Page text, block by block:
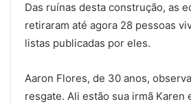
Das ruínas desta construção, as
retiraram até agora 28 pessoas
listas publicadas por eles.
Aaron Flores, de 30 anos,
resgate. Ali estão sua irmã Karen